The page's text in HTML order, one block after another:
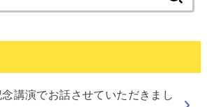
索:
講演でお話させていただきまし